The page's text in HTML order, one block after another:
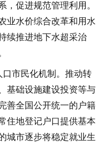
，促进规范管理利用。
业水价综合改革和用水
续推进地下水超采治
口市民化机制。推动转
基础设施建设投资等与
善全国公开统一的户籍
住地登记户口提供基本
城市逐步将稳定就业生